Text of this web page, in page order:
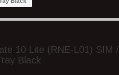
10 Lite (RNE-L01) SIM /
Black